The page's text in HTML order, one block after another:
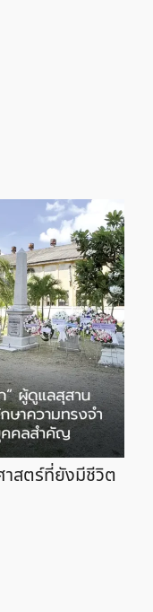
สตร์ที่ยังมีชีวิต